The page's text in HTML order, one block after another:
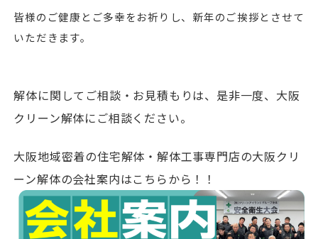
皆様のご健康とご多幸をお祈りし、新年のご挨拶とさせて
いただきます。
解体に関してご相談・お見積もりは、是非一度、大阪
クリーン解体にご相談ください。
大阪地域密着の住宅解体・解体工事専門店の大阪クリ
ーン解体の会社案内はこちらから！！